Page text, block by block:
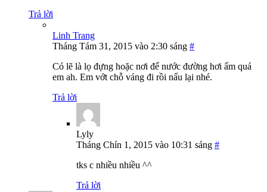
Trả lời
Linh Trang
Tháng Tám 31, 2015 vào 2:30 sáng #
Có lẽ là lọ đựng hoặc nơi để nước đường hơi ẩm quá
em ah. Em vớt chỗ váng đi rồi nấu lại nhé.
Trả lời
Lyly
Tháng Chín 1, 2015 vào 10:31 sáng #
tks c nhiều nhiều ^^
Trả lời